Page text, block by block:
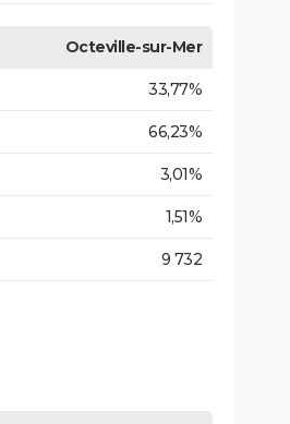
Octeville-sur-Mer
33,77%
66,23%
3,01%
1,51%
9 732